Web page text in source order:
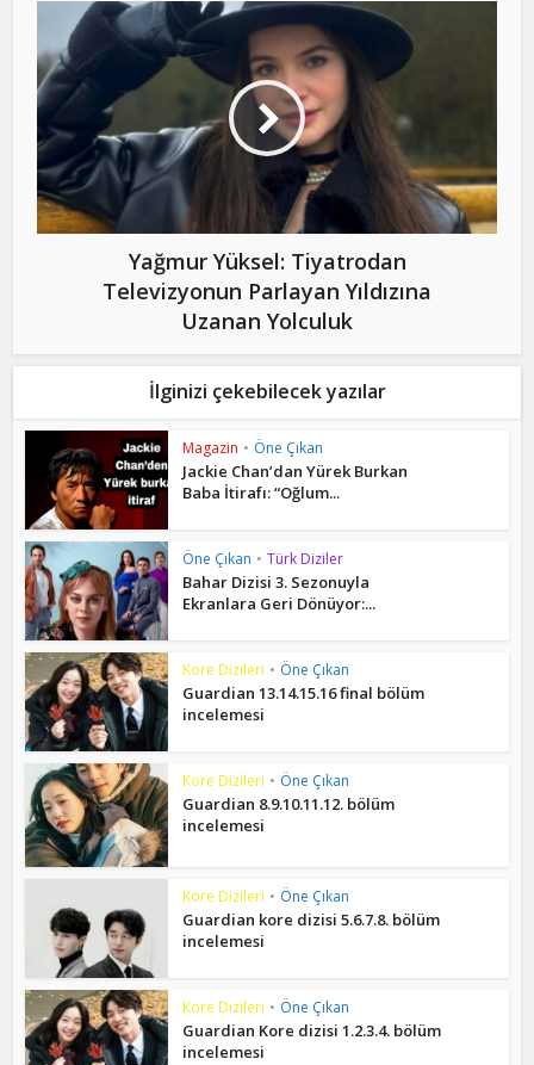
Yağmur Yüksel: Tiyatrodan
Televizyonun Parlayan Yıldızına
Uzanan Yolculuk
İlginizi çekebilecek yazılar
Magazin • Öne Çıkan
Jackie Chan’dan Yürek Burkan
Baba İtirafı: “Oğlum...
Öne Çıkan • Türk Diziler
Bahar Dizisi 3. Sezonuyla
Ekranlara Geri Dönüyor:...
Kore Dizileri • Öne Çıkan
Guardian 13.14.15.16 final bölüm
incelemesi
Kore Dizileri • Öne Çıkan
Guardian 8.9.10.11.12. bölüm
incelemesi
Kore Dizileri • Öne Çıkan
Guardian kore dizisi 5.6.7.8. bölüm
incelemesi
Kore Dizileri • Öne Çıkan
Guardian Kore dizisi 1.2.3.4. bölüm
incelemesi